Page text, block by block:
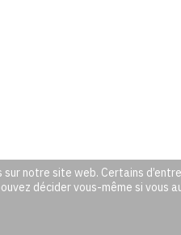
sur notre site web. Certains
décider vous-même si vous